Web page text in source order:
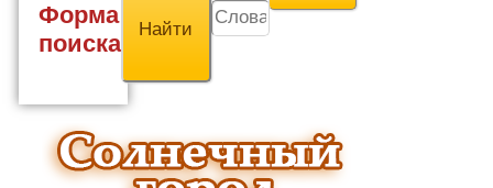
Форма
поиска